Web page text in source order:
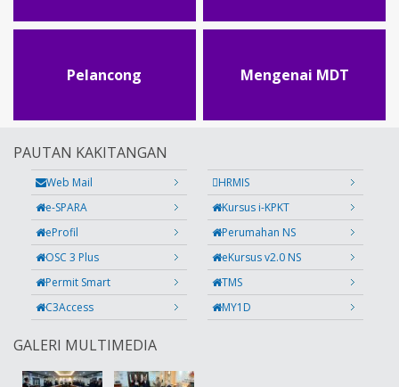
Pelancong Mengenai MDT
PAUTAN KAKITANGAN
Web Mail
HRMIS
e-SPARA
Kursus i-KPKT
eProfil
Perumahan NS
OSC 3 Plus
eKursus v2.0 NS
Permit Smart
TMS
C3Access
MY1D
GALERI MULTIMEDIA